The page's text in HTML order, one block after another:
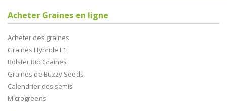
Acheter Graines en ligne
Acheter des graines
Graines Hybride F1
Bolster Bio Graines
Graines de Buzzy Seeds
Calendrier des semis
Microgreens